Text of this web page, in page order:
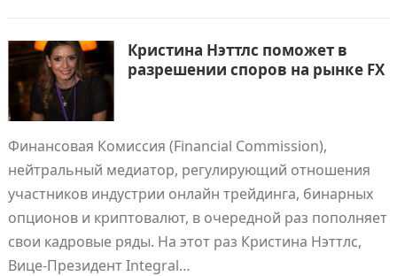
Кристина Нэттлс поможет в
разрешении споров на рынке FX
Финансовая Комиссия (Financial Commission),
нейтральный медиатор, регулирующий отношения
участников индустрии онлайн трейдинга, бинарных
опционов и криптовалют, в очередной раз пополняет
свои кадровые ряды. На этот раз Кристина Нэттлс,
Вице-Президент Integral…